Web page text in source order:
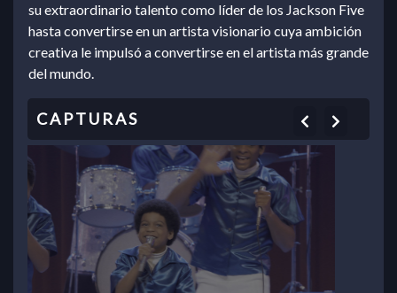
su extraordinario talento como líder de los Jackson Five
hasta convertirse en un artista visionario cuya ambición
creativa le impulsó a convertirse en el artista más grande
del mundo.
Previous